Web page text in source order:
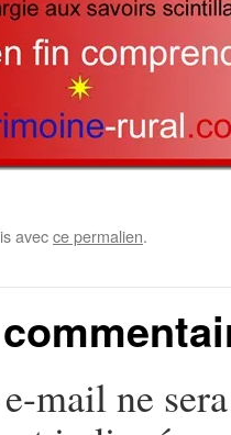
avecce permalien.
mail ne